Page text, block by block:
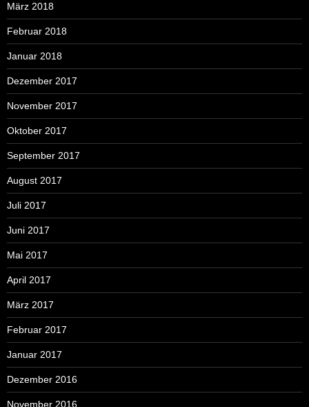
März 2018
Februar 2018
Januar 2018
Dezember 2017
November 2017
Oktober 2017
September 2017
August 2017
Juli 2017
Juni 2017
Mai 2017
April 2017
März 2017
Februar 2017
Januar 2017
Dezember 2016
November 2016